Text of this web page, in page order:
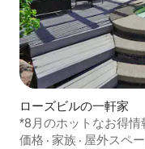
ローズビルの一軒家
*8月のホットなお得情
価格 · 家族 · 屋外スペ